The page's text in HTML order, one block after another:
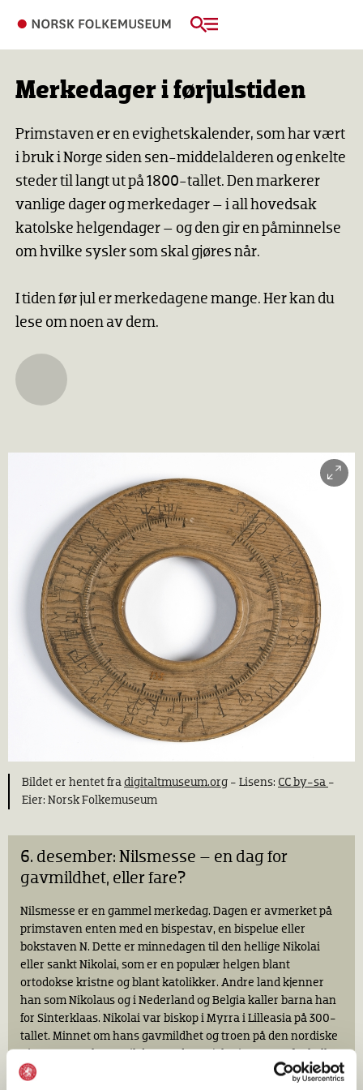
Merkedager i førjulstiden
Primstaven er en evighetskalender, som har vært
i bruk i Norge siden sen-middelalderen og enkelte
steder til langt ut på 1800-tallet. Den markerer
vanlige dager og merkedager – i all hovedsak
katolske helgendager – og den gir en påminnelse
om hvilke sysler som skal gjøres når.
I tiden før jul er merkedagene mange. Her kan du
lese om noen av dem.
Bildet er hentet fra digitaltmuseum.org - Lisens: CC by-sa -
Eier: Norsk Folkemuseum
6. desember: Nilsmesse – en dag for
gavmildhet, eller fare?
Nilsmesse er en gammel merkedag. Dagen er avmerket på
primstaven enten med en bispestav, en bispelue eller
bokstaven N. Dette er minnedagen til den hellige Nikolai
eller sankt Nikolai, som er en populær helgen blant
ortodokse kristne og blant katolikker. Andre land kjenner
han som Nikolaus og i Nederland og Belgia kaller barna han
for Sinterklaas. Nikolai var biskop i Myrra i Lilleasia på 300-
tallet. Minnet om hans gavmildhet og troen på den nordiske
nissen er opphavet til den moderne julenissen. Derfor kaller
mange engelsktalende land julenissen for Santa (sankt dvs.